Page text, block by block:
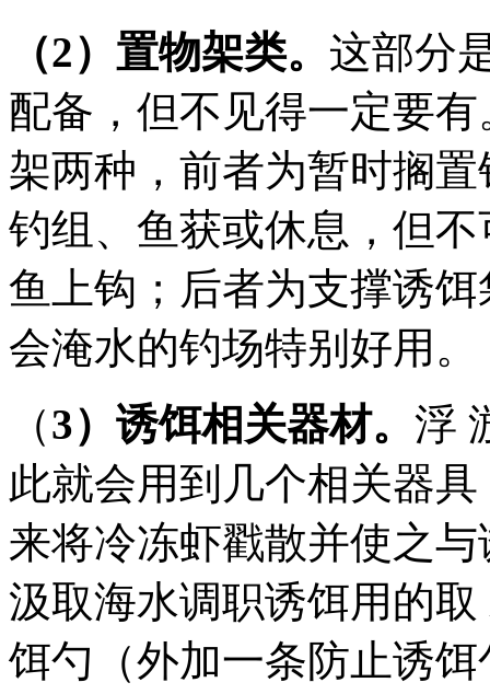
（2）置物架类。 这部分
配备，但不见得一定要
架两种，前者为暂时搁
钓组、鱼获或休息，但
鱼上钩；后者为支撑诱
会淹水的钓场特别好用。
（3）诱饵相关器材。 浮
此就会用到几个相关器
来将冷冻虾戳散并使之
汲取海水调职诱饵用的
饵勺（外加一条防止诱